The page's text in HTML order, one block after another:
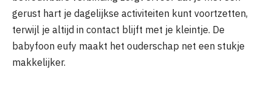
gerust hart je dagelijkse activiteiten kunt voortzetten,
terwijl je altijd in contact blijft met je kleintje. De
babyfoon eufy maakt het ouderschap net een stukje
makkelijker.